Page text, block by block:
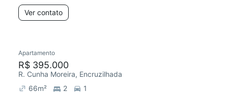
Ver contato
Apartamento
R$ 395.000
R. Cunha Moreira, Encruzilhada
66m² 2
1